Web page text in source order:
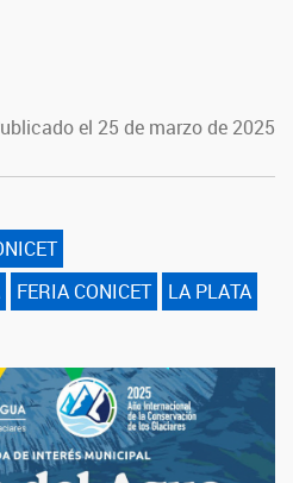
Twitter
el 25 de marzo de 2025
FERIA CONICET
LA PLATA